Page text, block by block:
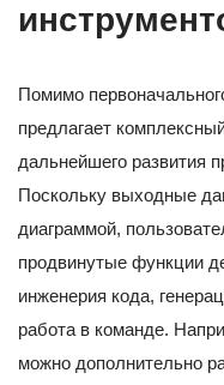
Помимо
предлагает
дальнейшего развития
Поскольку выходные
диаграммой,
продвинутые функции
инженерия кода,
работа в команде.
можно дополнительно